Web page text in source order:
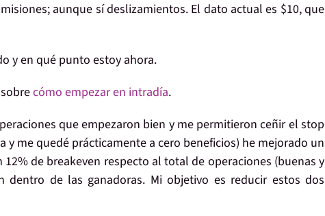
aunque sí deslizamientos. El dato actual es $10, que
y en qué punto estoy ahora.
cómo empezar en intradía.
que empezaron bien y me permitieron ceñir el stop
y me quedéprácticamente a cero beneficios) he mejorado un
de breakeven respecto al total de operaciones (buenas y
de las ganadoras. Mi objetivo es reducir estos dos